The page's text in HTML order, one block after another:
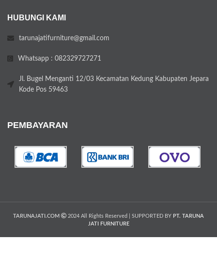
HUBUNGI KAMI
tarunajatifurniture@gmail.com
Whatsapp : 082329727271
Jl. Bugel Menganti 12/03 Kecamatan Kedung Kabupaten Jepara
Kode Pos 59463
PEMBAYARAN
TARUNAJATI.COM 2024 All Rights Reserved | SUPPORTED BY PT. TARUNA
JATI FURNITURE